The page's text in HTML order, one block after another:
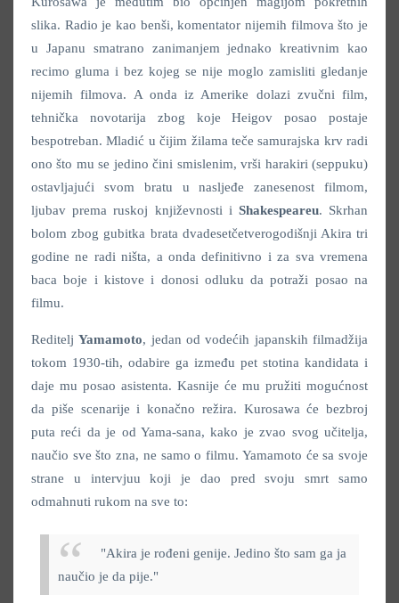
slika. Radio je kao benši, komentator nijemih filmova što je
u Japanu smatrano zanimanjem jednako kreativnim kao
recimo gluma i bez kojeg se nije moglo zamisliti gledanje
nijemih filmova. A onda iz Amerike dolazi zvučni film,
tehnička novotarija zbog koje Heigov posao postaje
bespotreban. Mladić u čijim žilama teče samurajska krv radi
ono što mu se jedino čini smislenim, vrši harakiri (seppuku)
ostavljajući svom bratu u nasljeđe zanesenost filmom,
ljubav prema ruskoj književnosti i Shakespeareu. Skrhan
bolom zbog gubitka brata dvadesetčetverogodišnji Akira tri
godine ne radi ništa, a onda definitivno i za sva vremena
baca boje i kistove i donosi odluku da potraži posao na
filmu.
RediteljYamamoto, jedan od vodećih japanskih filmadžija
tokom 1930-tih, odabire ga između pet stotina kandidata i
daje mu posao asistenta. Kasnije će mu pružiti mogućnost
da piše scenarije i konačno režira. Kurosawa će bezbroj
puta reći da je od Yama-sana, kako je zvao svog učitelja,
naučio sve što zna, ne samo o filmu. Yamamoto će sa svoje
strane u intervjuu koji je dao pred svoju smrt samo
odmahnuti rukom na sve to:
"Akira je rođeni genije. Jedino što sam ga ja
naučio je da pije."